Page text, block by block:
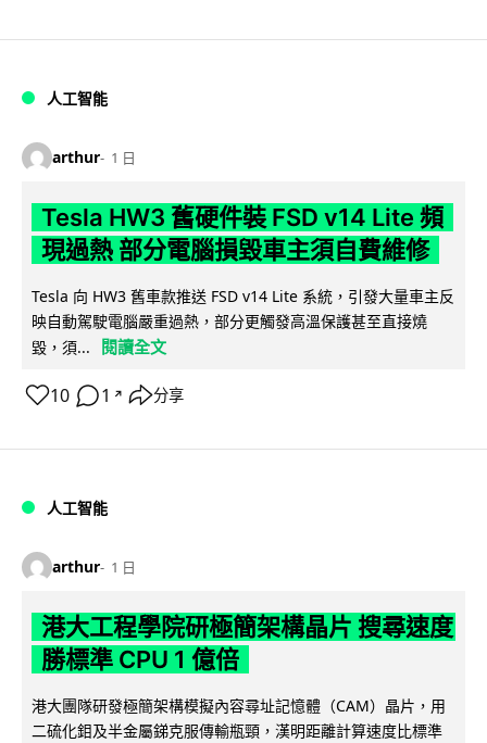
人工智能
arthur 1 日
Tesla HW3 舊硬件裝 FSD v14 Lite 頻
現過熱 部分電腦損毀車主須自費維修
Tesla 向 HW3 舊車款推送 FSD v14 Lite 系統，引發大量車主反
映自動駕駛電腦嚴重過熱，部分更觸發高溫保護甚至直接燒
毀，須...
閱讀全文
10 1 ↗ 分享
人工智能
arthur 1 日
港大工程學院研極簡架構晶片 搜尋速度
勝標準 CPU 1 億倍
港大團隊研發極簡架構模擬內容尋址記憶體（CAM）晶片，用
二硫化鉬及半金屬銻克服傳輸瓶頸，漢明距離計算速度比標準